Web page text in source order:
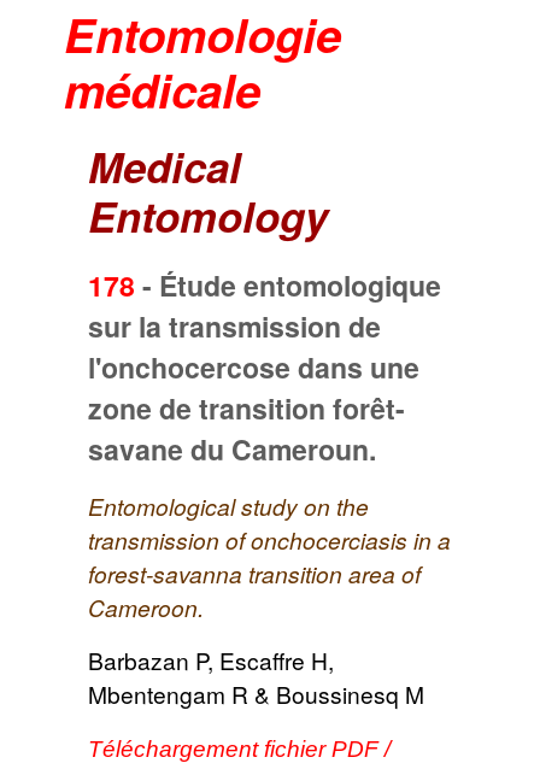
Entomologie
médicale
Medical
Entomology
178 - Étude entomologique
sur la transmission de
l'onchocercose dans une
zone de transition forêt-
savane du Cameroun.
Entomological study on the
transmission of onchocerciasis in a
forest-savanna transition area of
Cameroon.
Barbazan P, Escaffre H,
Mbentengam R & Boussinesq M
Téléchargement fichier PDF /